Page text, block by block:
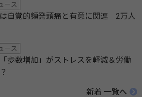
ース
自覚的頻発頭痛と有意に関連 2万人
ース
歩数増加」がストレスを軽減＆労働
新着 一覧へ